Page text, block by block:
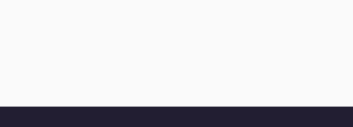
Hoppa till innehåll